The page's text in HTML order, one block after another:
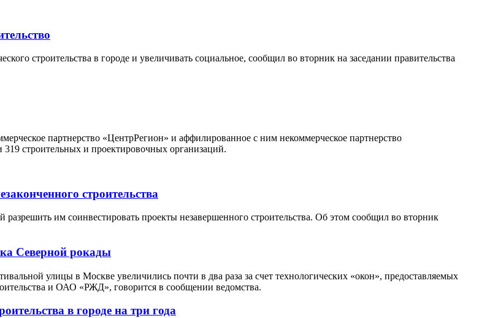
строительства в городе и увеличивать социальное, сообщил во вторник на заседании правительства
партнерство «ЦентрРегион» и аффилированное с ним некоммерческое партнерство
строительных и проектировочных организаций.
строительства
им соинвестировать проекты незавершенного строительства. Об этом сообщил во вторник
Северной рокады
улицы в Москве увеличились почти в два раза за счет технологических «окон», предоставляемых
и ОАО «РЖД», говорится в сообщении ведомства.
в городе на три года